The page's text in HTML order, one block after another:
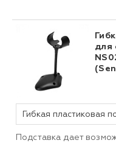
для
Подставка дает